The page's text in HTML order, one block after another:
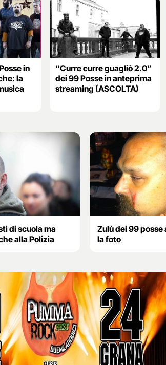
in
la
“Curre curre guagliò 2.0”
dei 99 Posse in anteprima
streaming (ASCOLTA)
di scuola ma
alla Polizia
Zulù dei 99
la foto